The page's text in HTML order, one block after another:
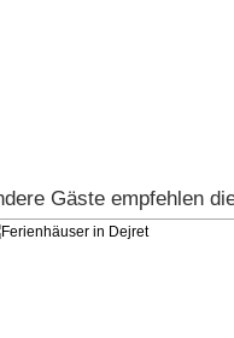
Gäste empfehlen